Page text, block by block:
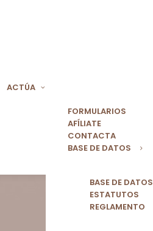
ACTÚA
FORMULARIOS
AFÍLIATE
CONTACTA
BASE DE DATOS
BASE DE DATOS
ESTATUTOS
REGLAMENTO